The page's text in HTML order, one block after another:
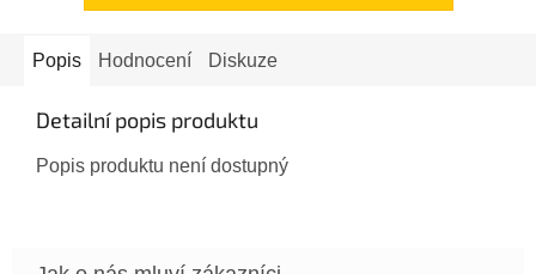
Popis Hodnocení Diskuze
Detailní popis produktu
Popis produktu není dostupný